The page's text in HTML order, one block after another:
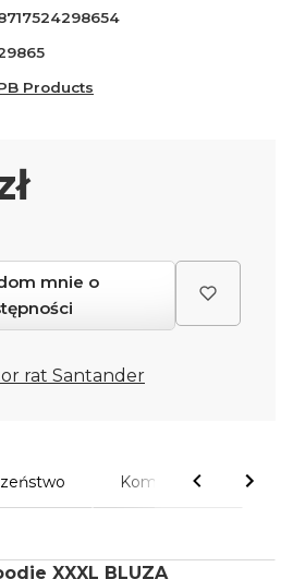
Products
mnie o
Komentarze
XXXL BLUZA